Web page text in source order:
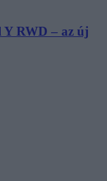
Y RWD – az új